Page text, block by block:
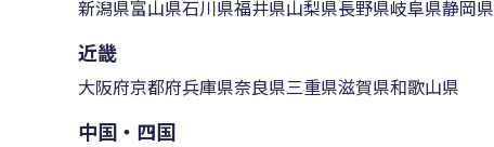
新潟県富山県石川県福井県山梨県長野県岐阜県静岡県
近畿
大阪府京都府兵庫県奈良県三重県滋賀県和歌山県
中国・四国